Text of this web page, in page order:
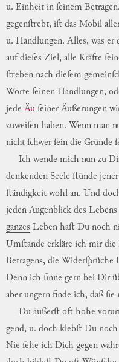
u. Einheit in ſeinem Betragen.
gegenſtrebt, iſt das Mobil
u. Handlungen. Alles, was er
auf dieſes Ziel, alle Kräfte
ſtreben nach dieſem
Worte ſeinen Handlungen,
jede Äu ſeiner Äußerungen
zuweiſen haben. Wenn man
nicht ſchwer ſein die Gründe
Ich wende mich nun zu
denkenden Seele ſtünde jener
ſtändigkeit wohl an. Und
jeden Augenblick des Lebens
ganzes Leben haſt Du noch
Umſtande erkläre ich mir die
Betragens, die Widerſprüche
Denn ich ſinne gern bei Dir
aber ungern finde ich, daß ſie
Du äußerſt oft hohe
gend, u. doch klebſt Du noch
Nie ſehe ich Dich gegen